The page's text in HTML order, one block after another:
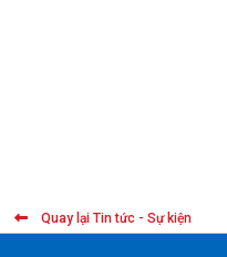
Quay lại Tin tức - Sự kiện